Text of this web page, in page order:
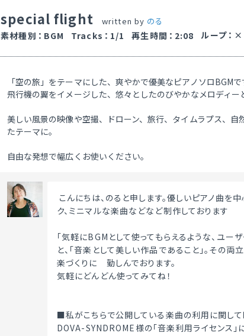
special flight written by のる
素材種別 ： BGM Tracks ： 1/1 再生時間 ： 2:08 ループ ：
「空の旅」をテーマにした、爽やかで優美なピアノソロBGMで
飛行機の翼をイメージした、悠々としたのびやかなメロディー
美しい風景の映像や空撮、ドローン、旅行、タイムラプス、自
たテーマに。
自由な発想で幅広くお使いください。
ク、ミニマルな楽曲などなど制作しております
「気軽にBGMとして使ってもらえるような、ユー
と、「音楽として美しい作品であること」。その
楽づくりに　勤しんでおります。
気軽にどんどん使ってみてね！
■私がこちらで公開している楽曲の利用に関し
DOVA-SYNDROME様の「音楽利用ライセンス」